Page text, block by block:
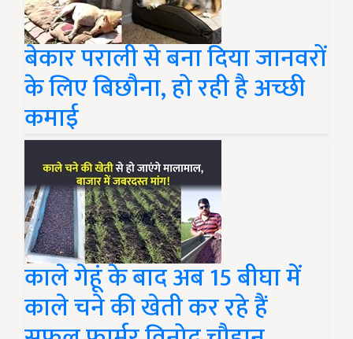
बेकार पराली से बना दिया जानवरों
के लिए बिछौना, हो रही है अच्छी
कमाई
काले गेहूं के बाद अब 15 बीघा में
काले चने की खेती कर रहे हैं